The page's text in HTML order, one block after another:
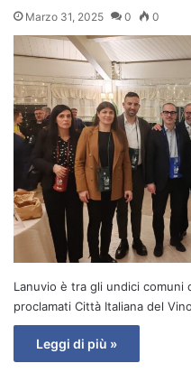
Marzo 31, 2025 0 0
Lanuvio è tra gli undici comuni
proclamati Città Italiana del
Leggi di più »